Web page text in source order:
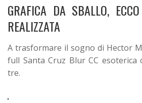
GRAFICA DA SBALLO,
REALIZZATA
A trasformare il sogno di Hector
full Santa Cruz Blur CC
tre.